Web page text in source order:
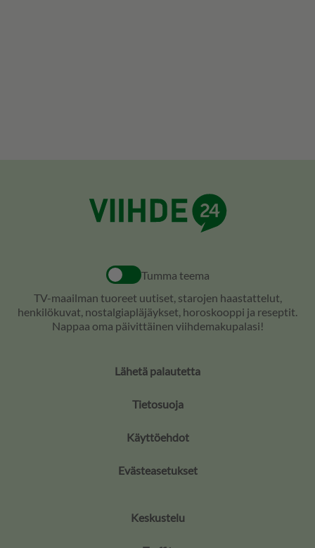
Tumma teema
TV-maailman tuoreet uutiset, starojen haastattelut,
henkilökuvat, nostalgiapläjäykset, horoskooppi ja reseptit.
Nappaa oma päivittäinen viihdemakupalasi!
Lähetä palautetta
Tietosuoja
Käyttöehdot
Evästeasetukset
Keskustelu